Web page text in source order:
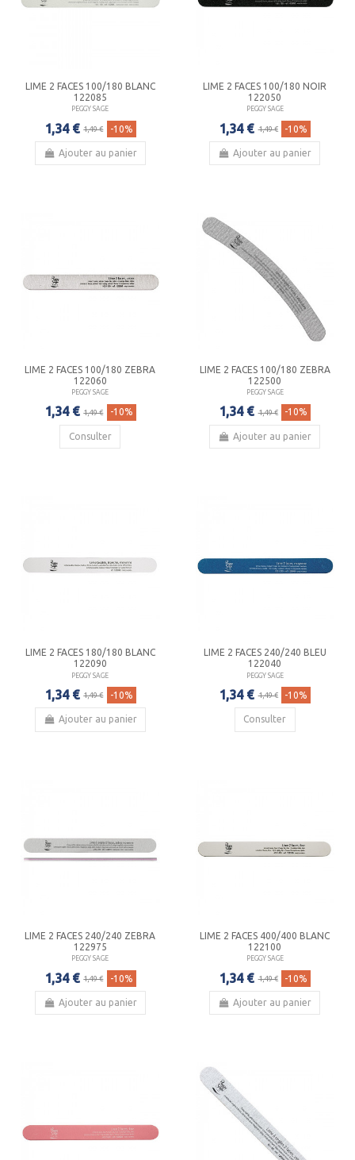
LIME 2 FACES 100/180 BLANC
122085
PEGGY SAGE
1,34 € 1,49 € -10%
Ajouter au panier
LIME 2 FACES 100/180 NOIR
122050
PEGGY SAGE
1,34 € 1,49 € -10%
Ajouter au panier
LIME 2 FACES 100/180 ZEBRA
122060
PEGGY SAGE
1,34 € 1,49 € -10%
Consulter
LIME 2 FACES 100/180 ZEBRA
122500
PEGGY SAGE
1,34 € 1,49 € -10%
Ajouter au panier
LIME 2 FACES 180/180 BLANC
122090
PEGGY SAGE
1,34 € 1,49 € -10%
Ajouter au panier
LIME 2 FACES 240/240 BLEU
122040
PEGGY SAGE
1,34 € 1,49 € -10%
Consulter
LIME 2 FACES 240/240 ZEBRA
122975
PEGGY SAGE
1,34 € 1,49 € -10%
Ajouter au panier
LIME 2 FACES 400/400 BLANC
122100
PEGGY SAGE
1,34 € 1,49 € -10%
Ajouter au panier